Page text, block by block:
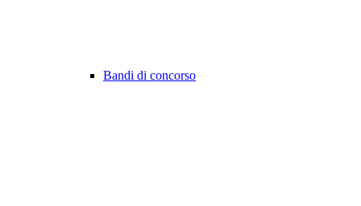
Bandi di concorso